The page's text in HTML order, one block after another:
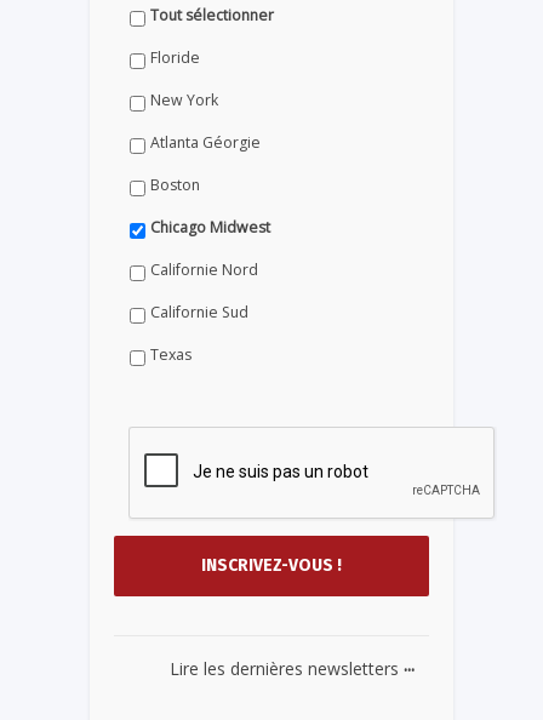
Tout sélectionner
Floride
New York
Atlanta Géorgie
Boston
Chicago Midwest
Californie Nord
Californie Sud
Texas
Lire les dernières newsletters ...